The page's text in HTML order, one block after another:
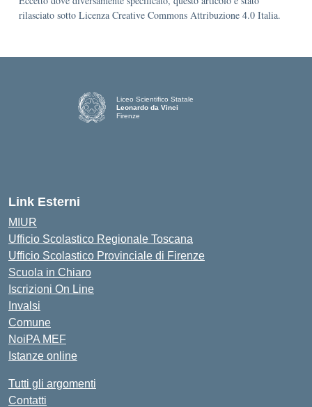
rilasciato sotto Licenza Creative Commons Attribuzione 4.0 Italia.
Liceo Scientifico Statale
Leonardo da Vinci
Firenze
Link Esterni
MIUR
Ufficio Scolastico Regionale Toscana
Ufficio Scolastico Provinciale di Firenze
Scuola in Chiaro
Iscrizioni On Line
Invalsi
Comune
NoiPA MEF
Istanze online
Tutti gli argomenti
Contatti